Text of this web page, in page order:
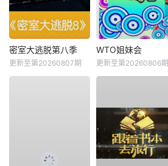
密室大逃脱第八季
更新至第20260807期
WTO姐妹会
更新至第20260806期